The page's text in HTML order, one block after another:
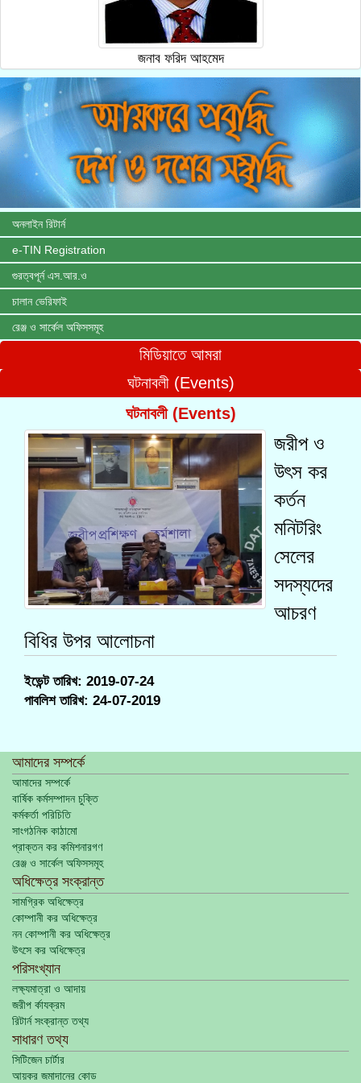
জনাব ফরিদ আহমেদ
অনলাইন রিটার্ন
e-TIN Registration
গুরত্বপূর্ন এস.আর.ও
চালান ভেরিফাই
রেঞ্জ ও সার্কেল অফিসসমূহ
মিডিয়াতে আমরা
ঘটনাবলী (Events)
ঘটনাবলী (Events)
জরীপ ও
উৎস কর
কর্তন
মনিটরিং
সেলের
সদস্যদের
আচরণ
বিধির উপর আলোচনা
ইভেন্ট তারিখ: 2019-07-24
পাবলিশ তারিখ: 24-07-2019
আমাদের সম্পর্কে
আমাদের সম্পর্কে
বার্ষিক কর্মসম্পাদন চুক্তি
কর্মকর্তা পরিচিতি
সাংগঠনিক কাঠামো
প্রাক্তন কর কমিশনারগণ
রেঞ্জ ও সার্কেল অফিসসমূহ
অধিক্ষেত্র সংক্রান্ত
সামগ্রিক অধিক্ষেত্র
কোম্পানী কর অধিক্ষেত্র
নন কোম্পানী কর অধিক্ষেত্র
উৎসে কর অধিক্ষেত্র
পরিসংখ্যান
লক্ষ্যমাত্রা ও আদায়
জরীপ র্কাযক্রম
রিটার্ন সংক্রান্ত তথ্য
সাধারণ তথ্য
সিটিজেন চার্টার
আয়কর জমাদানের কোড